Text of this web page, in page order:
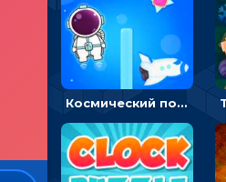
Космический побег: двигать космонавта, чтобы попасть к кораблю